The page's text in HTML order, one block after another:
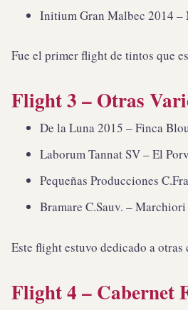
Initium Gran Malbec 2014
Fue el primer flight de tintos que
Flight 3 – Otras
De la Luna 2015 – Finca
Laborum Tannat SV – El
Pequeñas Producciones
Bramare C.Sauv. –
Este flight estuvo dedicado a
Flight 4 – Cabernet